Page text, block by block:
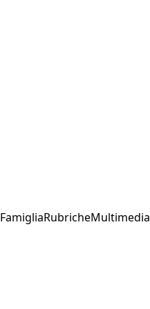
FamigliaRubricheMultimedia